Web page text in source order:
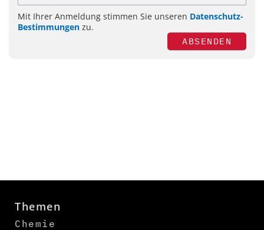
Mit Ihrer Anmeldung stimmen Sie unseren Datenschutz-
Bestimmungen zu.
ABSENDEN
Themen
Chemie